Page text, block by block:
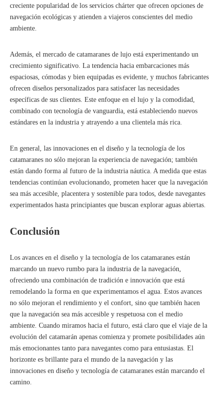
creciente popularidad de los servicios chárter que ofrecen opciones de
navegación ecológicas y atienden a viajeros conscientes del medio
ambiente.
Además, el mercado de catamaranes de lujo está experimentando un
crecimiento significativo. La tendencia hacia embarcaciones más
espaciosas, cómodas y bien equipadas es evidente, y muchos fabricantes
ofrecen diseños personalizados para satisfacer las necesidades
específicas de sus clientes. Este enfoque en el lujo y la comodidad,
combinado con tecnología de vanguardia, está estableciendo nuevos
estándares en la industria y atrayendo a una clientela más rica.
En general, las innovaciones en el diseño y la tecnología de los
catamaranes no sólo mejoran la experiencia de navegación; también
están dando forma al futuro de la industria náutica. A medida que estas
tendencias continúan evolucionando, prometen hacer que la navegación
sea más accesible, placentera y sostenible para todos, desde navegantes
experimentados hasta principiantes que buscan explorar aguas abiertas.
Conclusión
Los avances en el diseño y la tecnología de los catamaranes están
marcando un nuevo rumbo para la industria de la navegación,
ofreciendo una combinación de tradición e innovación que está
remodelando la forma en que experimentamos el agua. Estos avances
no sólo mejoran el rendimiento y el confort, sino que también hacen
que la navegación sea más accesible y respetuosa con el medio
ambiente. Cuando miramos hacia el futuro, está claro que el viaje de la
evolución del catamarán apenas comienza y promete posibilidades aún
más emocionantes tanto para navegantes como para entusiastas. El
horizonte es brillante para el mundo de la navegación y las
innovaciones en diseño y tecnología de catamaranes están marcando el
camino.